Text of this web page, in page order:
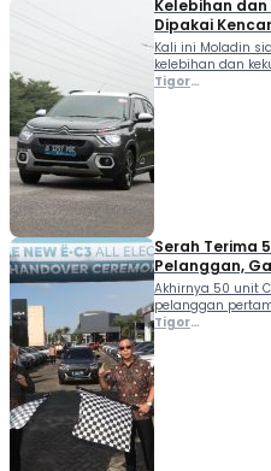
Kelebihan
Dipakai
Kali ini Moladin
kelebihan dan
singkat ke
Tigor
Serah Terima
Pelanggan,
Akhirnya 50 unit
pelanggan
di Citroën
Tigor